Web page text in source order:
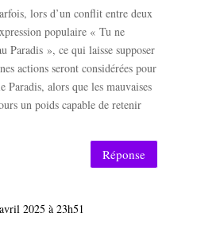
lors d’un conflit entre deux
populaire « Tu ne
Paradis », ce qui laisse supposer
actions seront considérées pour
Paradis, alors que les mauvaises
un poids capable de retenir
Réponse
2025 à 23h51